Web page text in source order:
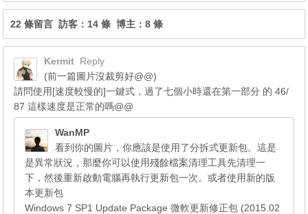
22 條留言 訪客：14 條 博主：8 條
Kermit Reply
(前一篇圖片沒裁剪好@@)
請問使用[速度較慢的]一鍵式，過了七個小時還在第一部分 的 46/
87 這樣速度是正常的嗎@@
WanMP
看到你的圖片，你應該是使用了分拆式更新包。這是
是異常狀況，那麼你可以使用殘餘檔案清理工具先清理一
下，然後重新啟動電腦再執行更新包一次。或者使用新的版
本更新包
Windows 7 SP1 Update Package 微軟更新修正包 (2015.02